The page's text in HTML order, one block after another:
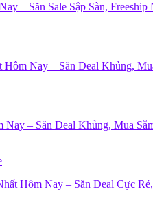
– Săn Sale Sập Sàn,
Nay – Săn Deal Khủng,
– Săn Deal Khủng, Mua
Hôm Nay – Săn Deal Cực